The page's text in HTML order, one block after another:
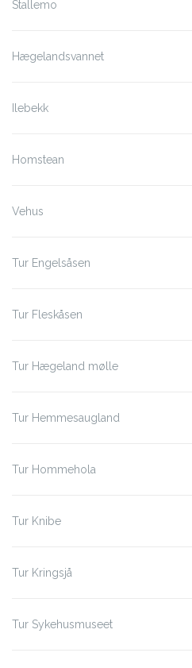
Stallemo
Hægelandsvannet
Ilebekk
Homstean
Vehus
Tur Engelsåsen
Tur Fleskåsen
Tur Hægeland mølle
Tur Hemmesaugland
Tur Hommehola
Tur Knibe
Tur Kringsjå
Tur Sykehusmuseet